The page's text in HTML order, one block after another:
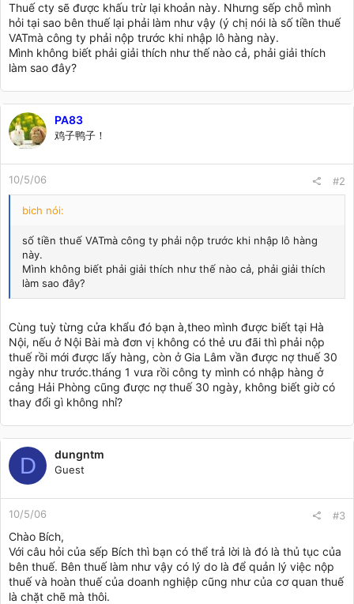
Thuế cty sẽ được khấu trừ lại khoản này. Nhưng sếp chỗ mình
hỏi tại sao bên thuế lại phải làm như vậy (ý chị nói là số tiền thuế
VATmà công ty phải nộp trước khi nhập lô hàng này.
Mình không biết phải giải thích như thế nào cả, phải giải thích
làm sao đây?
PA83
鸡子鸭子！
10/5/06 #2
bich nói:
số tiền thuế VATmà công ty phải nộp trước khi nhập lô hàng
này.
Mình không biết phải giải thích như thế nào cả, phải giải thích
làm sao đây?
Cùng tuỳ từng cửa khẩu đó bạn à,theo mình được biết tại Hà
Nội, nếu ở Nội Bài mà đơn vị không có thẻ ưu đãi thì phải nộp
thuế rồi mới được lấy hàng, còn ở Gia Lâm vần được nợ thuế 30
ngày như trước.tháng 1 vưa rồi công ty mình có nhập hàng ở
cảng Hải Phòng cũng được nợ thuế 30 ngày, không biết giờ có
thay đổi gì không nhỉ?
D dungntm
Guest
10/5/06 #3
Chào Bích,
Với câu hỏi của sếp Bích thì bạn có thể trả lời là đó là thủ tục của
bên thuế. Bên thuế làm như vậy có lý do là để quản lý việc nộp
thuế và hoàn thuế của doanh nghiệp cũng như của cơ quan thuế
là chặt chẽ mà thôi.